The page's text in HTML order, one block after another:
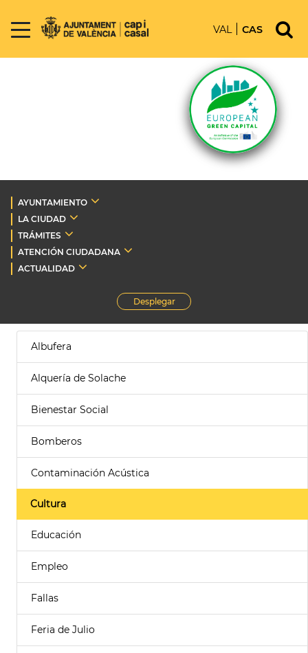
VAL CAS
AYUNTAMIENTO
LA CIUDAD
TRÁMITES
ATENCIÓN CIUDADANA
ACTUALIDAD
Desplegar
Albufera
Alquería de Solache
Bienestar Social
Bomberos
Contaminación Acústica
Cultura
Educación
Empleo
Fallas
Feria de Julio